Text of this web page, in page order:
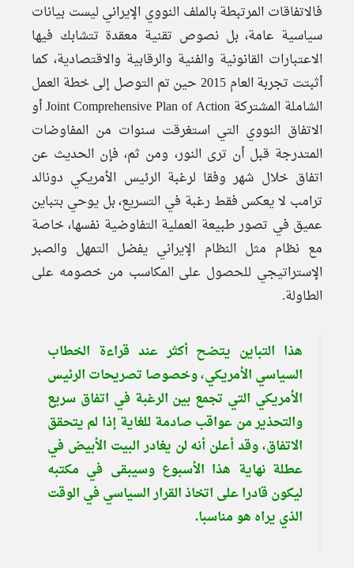
فالاتفاقات المرتبطة بالملف النووي الإيراني ليست بيانات
سياسية عامة، بل نصوص تقنية معقدة تتشابك فيها
الاعتبارات القانونية والفنية والرقابية والاقتصادية، كما
أثبتت تجربة العام 2015 حين تم التوصل إلى خطة العمل
الشاملة المشتركة Joint Comprehensive Plan of Action أو
الاتفاق النووي التي استغرقت سنوات من المفاوضات
المتدرجة قبل أن ترى النور، ومن ثم، فإن الحديث عن
اتفاق خلال شهر وفقا لرغبة الرئيس الأمريكي دونالد
ترامب لا يعكس فقط رغبة في التسريع، بل يوحي بتباين
عميق في تصور طبيعة العملية التفاوضية نفسها، خاصة
مع نظام مثل النظام الإيراني يفضل التمهل والصبر
الإستراتيجي للحصول على المكاسب من خصومه على
الطاولة.
هذا التباين يتضح أكثر عند قراءة الخطاب
السياسي الأمريكي، وخصوصا تصريحات الرئيس
الأمريكي التي تجمع بين الرغبة في اتفاق سريع
والتحذير من عواقب صادمة للغاية إذا لم يتحقق
الاتفاق، وقد أعلن أنه لن يغادر البيت الأبيض في
عطلة نهاية هذا الأسبوع وسيبقى في مكتبه
ليكون قادرا على اتخاذ القرار السياسي في الوقت
الذي يراه هو مناسبا.